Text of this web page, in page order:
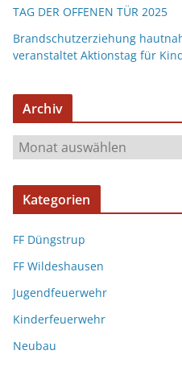
TAG DER OFFENEN TÜR 2025
Brandschutzerziehung
veranstaltet Aktionstag für
Archiv
Kategorien
FF Düngstrup
FF Wildeshausen
Jugendfeuerwehr
Kinderfeuerwehr
Neubau